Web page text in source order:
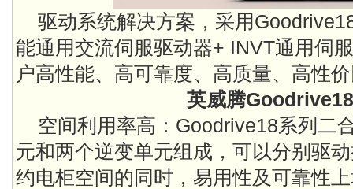
驱动系统解决方案，采用
能通用交流伺服驱动器+ INVT通用伺
户高性能、高可靠度、高质量、高性
英威腾
空间利用率高：Goodrive18系列二
元和两个逆变单元组成，可以分别驱
约电柜空间的同时，易用性及可靠性